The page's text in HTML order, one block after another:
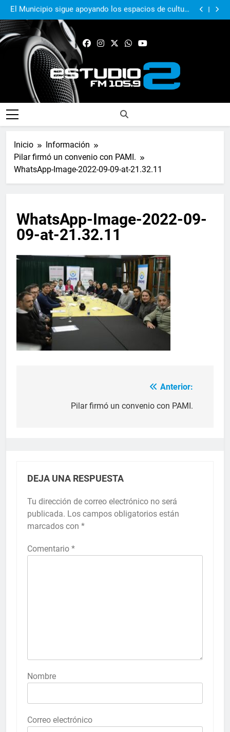
e identidad
Real Pilar sumó en Quilmes y sigue firme en zona de
Reducido
Murió Jorge Messi, el papá del 10 de la selección
El Municipio acompañó al Centro Papa Francisco en
El Municipio sigue apoyando los espacios de cultura
Real Pilar sumó en Quilmes y sigue firme en zona de
Murió Jorge Messi, el papá del 10 de la selección
argentina
FM Estudio 2
Inicio
Información
Pilar firmó un convenio con PAMI.
WhatsApp-Image-2022-09-09-at-21.32.11
WhatsApp-Image-2022-09-
09-at-21.32.11
Anterior:
Pilar firmó un convenio con PAMI.
DEJA UNA RESPUESTA
Tu dirección de correo electrónico no será
publicada. Los campos obligatorios están
marcados con *
Comentario *
Nombre
Correo electrónico